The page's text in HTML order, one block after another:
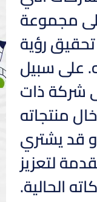
مجموعة
رؤية
على سبيل
شركة ذات
منتجاته
قد يشتري
لتعزيز
الحالية.